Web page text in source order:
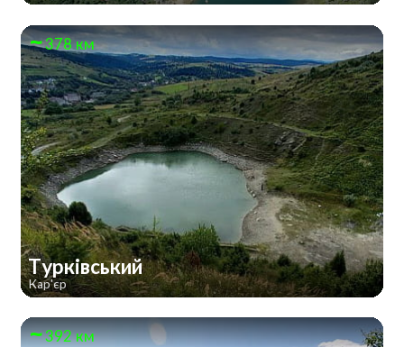
378 км
Турківський
Кар'єр
392 км